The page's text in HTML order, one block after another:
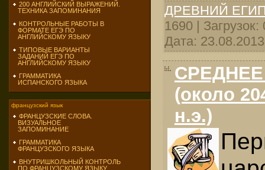
200 АНГЛИЙСКИЙ ВЫРАЖЕНИЙ.
ТЕХНИКА ЗАПОМИНАНИЯ
КОНТРОЛЬНЫЕ РАБОТЫ В
ФОРМАТЕ ЕГЭ ПО
АНГЛИЙСКОМУ ЯЗЫКУ
ТИПОВЫЕ ВАРИАНТЫ
ЗАДАНИЙ ЕГЭ ПО
АНГЛИЙСКОМУ ЯЗЫКУ
ГРАММАТИКА
ИСПАНСКОГО ЯЗЫКА
французский язык
ФРАНЦУЗСКИЕ СЛОВА.
ВИЗУАЛЬНОЕ
ЗАПОМИНАНИЕ
ГРАММАТИКА
ФРАНЦУЗСКОГО ЯЗЫКА
ВНУТРИШКОЛЬНЫЙ КОНТРОЛЬ
ПО ФРАНЦУЗСКОМУ ЯЗЫКУ
ДРЕВНИЙ
1690 |
Дата: 23.08.2013
(около
н.э.)